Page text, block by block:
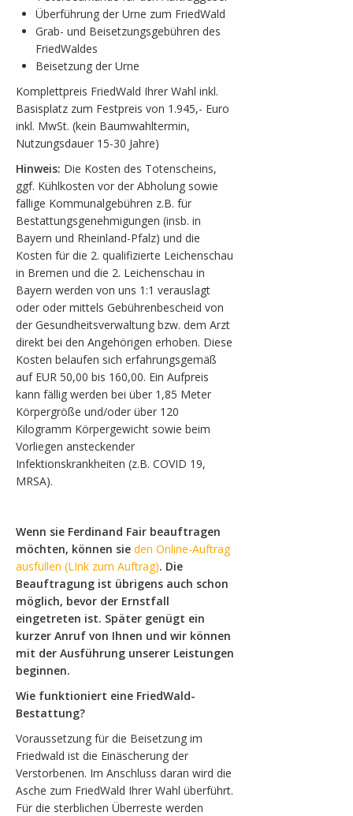
Überführung der Urne zum FriedWald
Grab- und Beisetzungsgebühren des
FriedWaldes
Beisetzung der Urne
Komplettpreis FriedWald Ihrer Wahl inkl.
Basisplatz zum Festpreis von 1.945,- Euro
inkl. MwSt. (kein Baumwahltermin,
Nutzungsdauer 15-30 Jahre)
Hinweis: Die Kosten des Totenscheins,
ggf. Kühlkosten vor der Abholung sowie
fällige Kommunalgebühren z.B. für
Bestattungsgenehmigungen (insb. in
Bayern und Rheinland-Pfalz) und die
Kosten für die 2. qualifizierte Leichenschau
in Bremen und die 2. Leichenschau in
Bayern werden von uns 1:1 verauslagt
oder oder mittels Gebührenbescheid von
der Gesundheitsverwaltung bzw. dem Arzt
direkt bei den Angehörigen erhoben. Diese
Kosten belaufen sich erfahrungsgemäß
auf EUR 50,00 bis 160,00. Ein Aufpreis
kann fällig werden bei über 1,85 Meter
Körpergröße und/oder über 120
Kilogramm Körpergewicht sowie beim
Vorliegen ansteckender
Infektionskrankheiten (z.B. COVID 19,
MRSA).
Wenn sie Ferdinand Fair beauftragen
möchten, können sie den Online-Auftrag
ausfüllen (LInk zum Auftrag). Die
Beauftragung ist übrigens auch schon
möglich, bevor der Ernstfall
eingetreten ist. Später genügt ein
kurzer Anruf von Ihnen und wir können
mit der Ausführung unserer Leistungen
beginnen.
Wie funktioniert eine FriedWald-
Bestattung?
Voraussetzung für die Beisetzung im
Friedwald ist die Einäscherung der
Verstorbenen. Im Anschluss daran wird die
Asche zum FriedWald Ihrer Wahl überführt.
Für die sterblichen Überreste werden